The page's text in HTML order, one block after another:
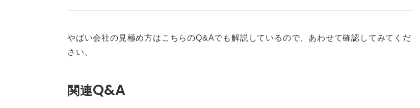
に臨みましょう。
やばい会社の見極め方はこちらのQ&Aでも解説しているので、あわせて確認してみてくだ
さい。
関連Q&A